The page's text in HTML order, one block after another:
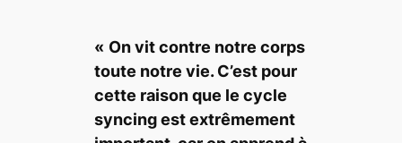
« On vit contre notre corps
toute notre vie. C’est pour
cette raison que le cycle
syncingest extrêmement